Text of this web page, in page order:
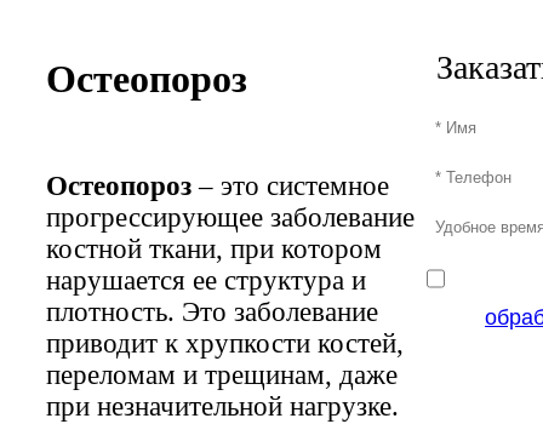
Остеопороз
Остеопороз – это системное
прогрессирующее заболевание
костной ткани, при котором
нарушается ее структура и
плотность. Это заболевание
приводит к хрупкости костей,
переломам и трещинам, даже
при незначительной нагрузке.